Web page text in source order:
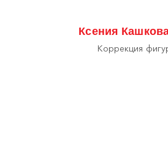
Ксения
Коррекция